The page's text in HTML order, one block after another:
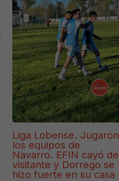
Liga Lobense. Jugaron
los equipos de
Navarro. EFIN cayó de
visitante y Dorrego se
hizo fuerte en su casa